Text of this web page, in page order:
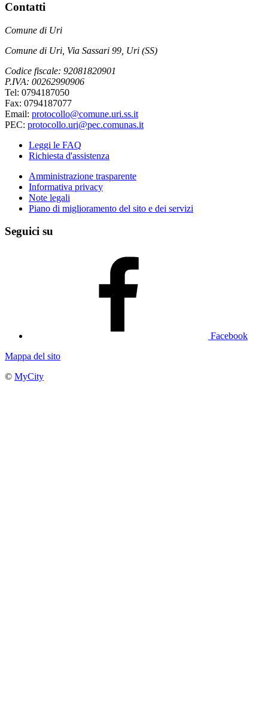
Contatti
Comune di Uri
Comune di Uri, Via Sassari 99, Uri (SS)
Codice fiscale: 92081820901
P.IVA: 00262990906
Tel: 0794187050
Fax: 0794187077
Email: protocollo@comune.uri.ss.it
PEC: protocollo.uri@pec.comunas.it
Leggi le FAQ
Richiesta d'assistenza
Amministrazione trasparente
Informativa privacy
Note legali
Piano di miglioramento del sito e dei servizi
Seguici su
Facebook
Mappa del sito
© MyCity